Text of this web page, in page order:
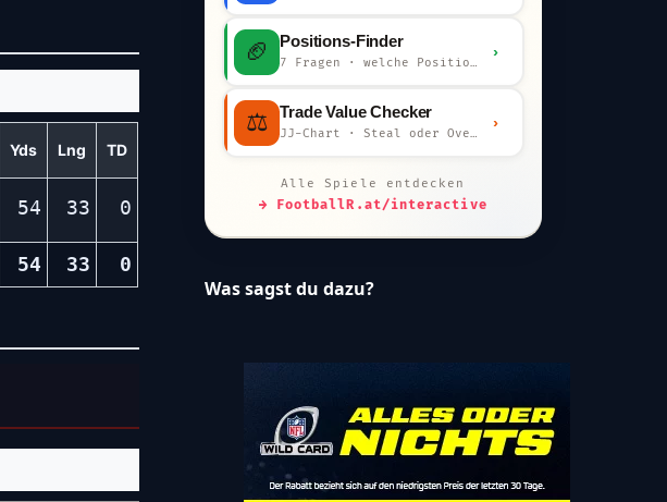
Yds Lng TD
54 33 0
54 33 0
🏈 Positions-Finder
›
⚖️ Trade Value Checker
›
Alle Spiele entdecken
→ FootballR.at/interactive
Was sagst du dazu?